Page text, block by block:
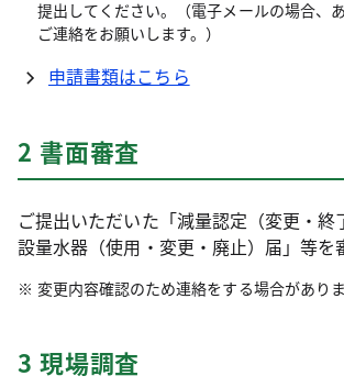
提出してください。（電子メールの場合、
ご連絡をお願いします。）
申請書類はこちら
2 書面審査
ご提出いただいた「減量認定（変更・終
設量水器（使用・変更・廃止）届」等を
変更内容確認のため連絡をする場合がありま
3 現場調査